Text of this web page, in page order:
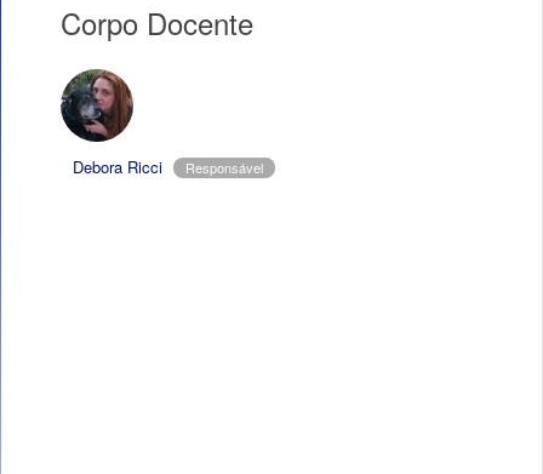
Corpo Docente
Debora Ricci Responsável